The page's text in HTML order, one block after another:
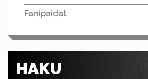
Fanipaidat
HAKU